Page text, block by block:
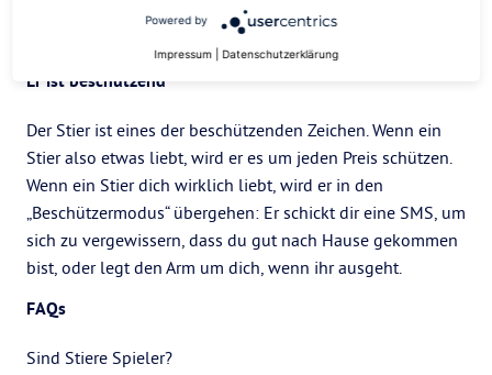
dich zu beeindrucken, indem sie über ihre persönlichen
Er ist beschützend
Der Stier ist eines der beschützenden Zeichen. Wenn ein
Stier also etwas liebt, wird er es um jeden Preis schützen.
Wenn ein Stier dich wirklich liebt, wird er in den
„Beschützermodus“ übergehen: Er schickt dir eine SMS, um
sich zu vergewissern, dass du gut nach Hause gekommen
bist, oder legt den Arm um dich, wenn ihr ausgeht.
FAQs
Sind Stiere Spieler?
Powered by
Impressum Datenschutzerklärung